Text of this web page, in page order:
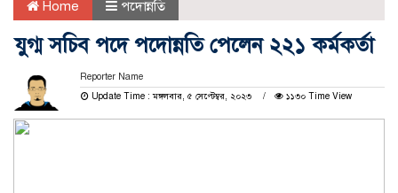
Home পদোন্নতি
যুগ্ম সচিব পদে পদোন্নতি পেলেন ২২১ কর্মকর্তা
Reporter Name
Update Time : মঙ্গলবার, ৫ সেপ্টেম্বর, ২০২৩
১১৩০ Time View